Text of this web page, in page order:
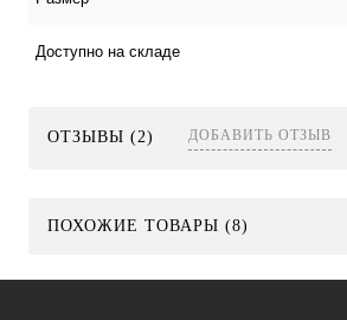
Доступно на складе
ОТЗЫВЫ (2) ДОБАВИТЬ ОТЗЫВ
ПОХОЖИЕ ТОВАРЫ (8)